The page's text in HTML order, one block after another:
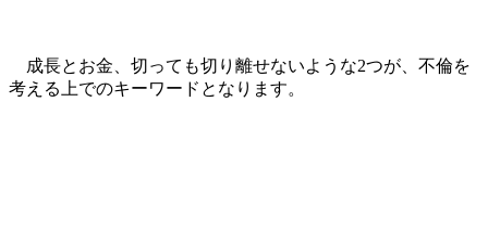
成長とお金、切っても切り離せないような2つが、不倫を
考える上でのキーワードとなります。